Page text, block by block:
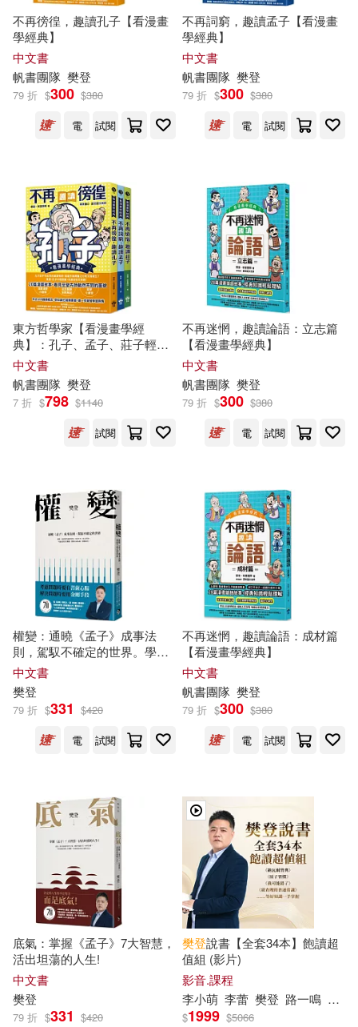
不再徬徨，趣讀孔子【看漫畫
學經典】
中文書
帆書團隊 樊登
79 折 $300 $380
電
試閱
不再詞窮，趣讀孟子【看漫畫
學經典】
中文書
帆書團隊 樊登
79 折 $300 $380
電
試閱
東方哲學家【看漫畫學經
典】：孔子、孟子、莊子輕鬆
讀
中文書
帆書團隊 樊登
7 折 $798 $1140
試閱
不再迷惘，趣讀論語：立志篇
【看漫畫學經典】
中文書
帆書團隊 樊登
79 折 $300 $380
電
試閱
權變：通曉《孟子》成事法
則，駕馭不確定的世界。學會
權變，掌握成功的關鍵!
中文書
樊登
79 折 $331 $420
電
試閱
不再迷惘，趣讀論語：成材篇
【看漫畫學經典】
中文書
帆書團隊 樊登
79 折 $300 $380
電
試閱
底氣：掌握《孟子》7大智慧，
活出坦蕩的人生!
中文書
樊登
79 折 $331 $420
樊登說書【全套34本】飽讀超
值組 (影片)
影音.課程
李小萌 李蕾 樊登 路一鳴 金鉑
$1999 $5066